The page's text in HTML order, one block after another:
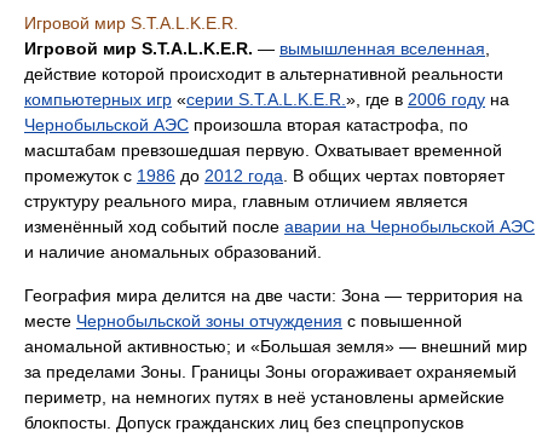
Игровой мир S.T.A.L.K.E.R.
Игровой мир S.T.A.L.K.E.R. — вымышленная вселенная
действие которой происходит в альтернативной реальности
компьютерных игр «серии S.T.A.L.K.E.R. », где в 2006 году на
Чернобыльской АЭС произошла вторая катастрофа, по
масштабам превзошедшая первую. Охватывает временной
промежуток с 1986 до 2012 года . В общих чертах повторяет
структуру реального мира, главным отличием является
изменённый ход событий после аварии на Чернобыльской АЭС
и наличие аномальных образований.
География мира делится на две части: Зона — территория на
месте Чернобыльской зоны отчуждения с повышенной
аномальной активностью; и «Большая земля» — внешний мир
за пределами Зоны. Границы Зоны огораживает охраняемый
периметр, на немногих путях в неё установлены армейские
блокпосты. Допуск гражданских лиц без спецпропусков